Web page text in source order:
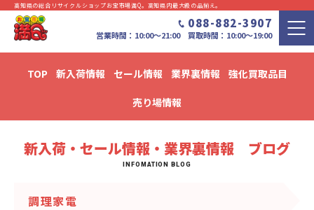
高知県の総合リサイクルショップお宝市場満Q。⾼知県内最⼤級の品揃え。
088-882-3907
営業時間：10:00〜21:00 買取時間：10:00～19:00
TOP 新入荷情報 セール情報 業界裏情報 強化買取品目
売り場情報
新入荷・セール情報・業界裏情報 ブログ
新入荷・セール情報・業界裏情報 ブログ
調理家電